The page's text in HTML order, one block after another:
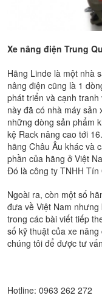
Xe nâng điện Trung
Hãng Linde là một nhà
nâng điện cũng là 1
phát triển và cạnh
này đã có nhà máy sản
những dòng sản phẩm
kệ Rack nâng cao tới
hãng Châu Âu khác và
phần của hãng ở Việt
Đó là công ty TNHH Tín
Ngoài ra, còn một số
đưa về Việt Nam
trong các bài viết tiếp
số kỹ thuật của xe
chúng tôi để được tư
Hotline: 0963 262 272